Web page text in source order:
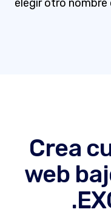
elegir otro nombre
Crea
web